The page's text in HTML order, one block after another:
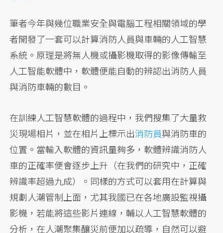
筆者今年與幾位職業安全與電腦工程相關領域的學
者開發了一套可以計算消防人員與車輛的人工智慧
系統。原理是將無人機或攝影機取得的影像傳輸至
人工智能軟體中，軟體便能自動的辨認出消防人員
與消防車輛的數目。
在訓練人工智慧軟體的過程中，我們搜集了大量救
災現場相片，並在相片上標示出消防員與消防車的
位置。當輸入軟體的資訊量夠多，軟體辨識消防人
車的正確率便會逐步上升（在我們的研究中，正確
辨識率超過九成）。同樣的方式可以套用在計算與
規劃人潮管制上面，尤其我國已在各地廣設監視攝
影機，若能將這些影片連線，輔以人工智慧軟體的
分析，在人潮聚集釀災前便加以疏導，自然可以避